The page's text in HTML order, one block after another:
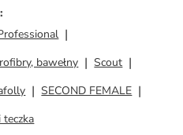
:
bawełny
Scout
SECOND FEMALE